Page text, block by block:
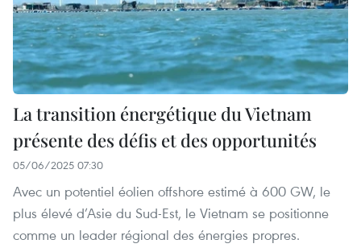
La transition énergétique du Vietnam
présente des défis et des opportunités
05/06/2025 07:30
Avec un potentiel éolien offshore estimé à 600 GW, le
plus élevé d’Asie du Sud-Est, le Vietnam se positionne
comme un leader régional des énergies propres.